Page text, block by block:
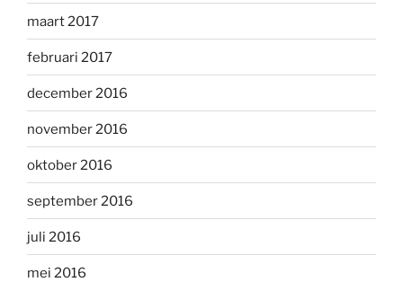
maart 2017
februari 2017
december 2016
november 2016
oktober 2016
september 2016
juli 2016
mei 2016